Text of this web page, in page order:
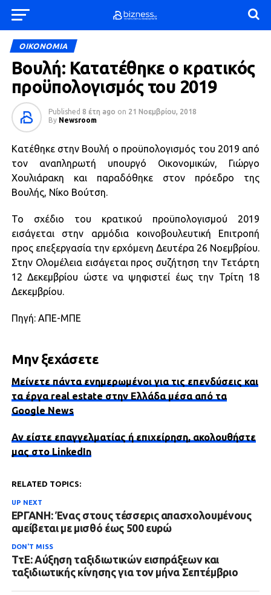
ΟΙΚΟΝΟΜΙΑ
Βουλή: Κατατέθηκε ο κρατικός
προϋπολογισμός του 2019
Published 8 έτη ago on 21 Νοεμβρίου, 2018
By Newsroom
Κατέθηκε στην Βουλή ο προϋπολογισμός του 2019 από
τον αναπληρωτή υπουργό Οικονομικών, Γιώργο
Χουλιάρακη και παραδόθηκε στον πρόεδρο της
Βουλής, Νίκο Βούτση.
Το σχέδιο του κρατικού προϋπολογισμού 2019
εισάγεται στην αρμόδια κοινοβουλευτική Επιτροπή
προς επεξεργασία την ερχόμενη Δευτέρα 26 Νοεμβρίου.
Στην Ολομέλεια εισάγεται προς συζήτηση την Τετάρτη
12 Δεκεμβρίου ώστε να ψηφιστεί έως την Τρίτη 18
Δεκεμβρίου.
Πηγή: AΠΕ-ΜΠΕ
Μην ξεχάσετε
Μείνετε πάντα ενημερωμένοι για τις επενδύσεις και
τα έργα real estate στην Ελλάδα μέσα από τα
Google News
Αν είστε επαγγελματίας ή επιχείρηση, ακολουθήστε
μας στο LinkedIn
RELATED TOPICS:
UP NEXT
ΕΡΓΑΝΗ: Ένας στους τέσσερις απασχολουμένους
αμείβεται με μισθό έως 500 ευρώ
DON'T MISS
ΤτΕ: Αύξηση ταξιδιωτικών εισπράξεων και
ταξιδιωτικής κίνησης για τον μήνα Σεπτέμβριο